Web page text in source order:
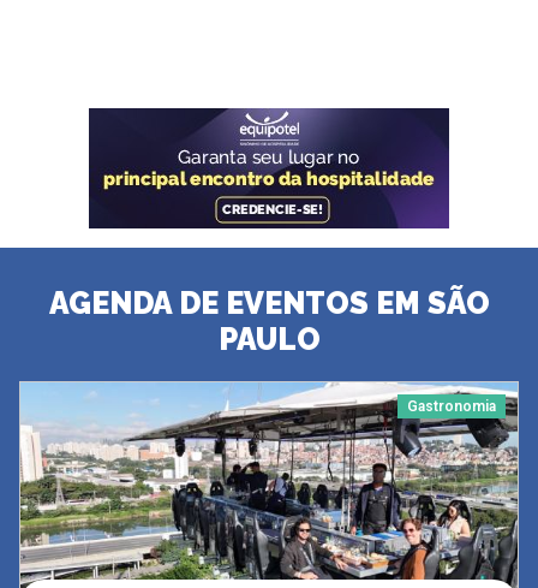
AGENDA DE EVENTOS EM SÃO
PAULO
Gastronomia